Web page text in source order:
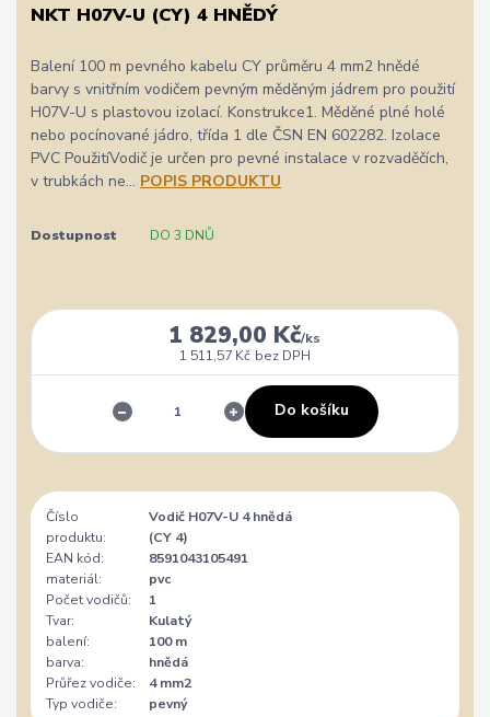
NKT H07V-U (CY) 4 HNĚDÝ
Balení 100 m pevného kabelu CY průměru 4 mm2 hnědé
barvy s vnitřním vodičem pevným měděným jádrem pro použití
H07V-U s plastovou izolací. Konstrukce1. Měděné plné holé
nebo pocínované jádro, třída 1 dle ČSN EN 602282. Izolace
PVC PoužitíVodič je určen pro pevné instalace v rozvaděčích,
v trubkách ne... POPIS PRODUKTU
Dostupnost DO 3 DNŮ
1 829,00 Kč/ks
1 511,57 Kč bez DPH
Do košíku
Číslo
produktu:
Vodič H07V-U 4 hnědá
(CY 4)
EAN kód:
8591043105491
materiál:
pvc
Počet vodičů:
1
Tvar:
Kulatý
balení:
100 m
barva:
hnědá
Průřez vodiče:
4 mm2
Typ vodiče:
pevný